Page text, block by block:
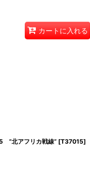
カートに入れる
”北アフリカ戦線” [T37015]